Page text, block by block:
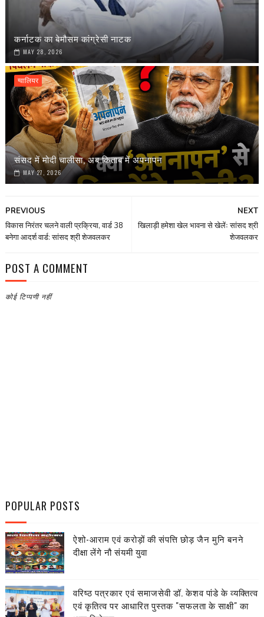
कर्नाटक का बेमौसम कांग्रेसी नाटक
MAY 28, 2026
ग्वालियर
संसद में मोदी चालीसा, अब किताब में अपनापन
MAY 27, 2026
NEXT
खिलाड़ी हमेशा खेल भावना से खेलेंः सांसद श्री
शेजवलकर
PREVIOUS
विकास निरंतर चलने वाली प्रक्रिया, वार्ड 38
बनेगा आदर्श वार्ड: सांसद श्री शेजवलकर
POST A COMMENT
कोई टिप्पणी नहीं
POPULAR POSTS
ऐशो-आराम एवं करोड़ों की संपत्ति छोड़ जैन मुनि बनने
दीक्षा लेंगे नौ संयमी युवा
वरिष्ठ पत्रकार एवं समाजसेवी डॉ. केशव पांडे के व्यक्तित्व
एवं कृतित्व पर आधारित पुस्तक "सफलता के साक्षी" का